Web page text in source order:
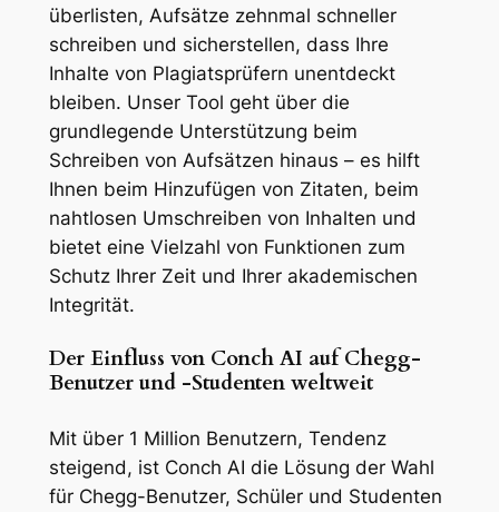
überlisten, Aufsätze zehnmal schneller
schreiben und sicherstellen, dass Ihre
Inhalte von Plagiatsprüfern unentdeckt
bleiben. Unser Tool geht über die
grundlegende Unterstützung beim
Schreiben von Aufsätzen hinaus – es hilft
Ihnen beim Hinzufügen von Zitaten, beim
nahtlosen Umschreiben von Inhalten und
bietet eine Vielzahl von Funktionen zum
Schutz Ihrer Zeit und Ihrer akademischen
Integrität.
Der Einfluss von Conch AI auf Chegg-
Benutzer und -Studenten weltweit
Mit über 1 Million Benutzern, Tendenz
steigend, ist Conch AI die Lösung der Wahl
für Chegg-Benutzer, Schüler und Studenten